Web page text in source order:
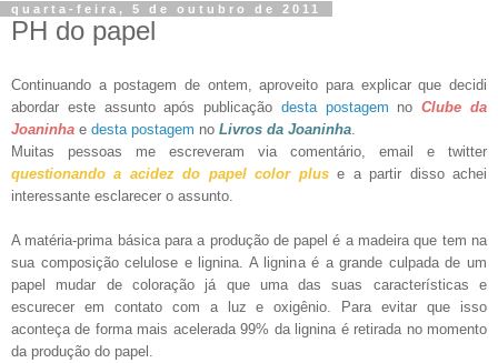
quarta-feira, 5 de outubro de 2011
PH do papel
Continuando a postagem de ontem, aproveito para explicar que decidi
abordar este assunto após publicação desta postagem noClube da
Joaninha e desta postagem no Livros da Joaninha
Muitas pessoas me escreveram via comentário, email e twitter
questionando a acidez do papel color pluse a partir disso achei
interessante esclarecer o assunto.
A matéria-prima básica para a produção de papel é a madeira que tem na
sua composição celulose e lignina. A lignina é a grande culpada de um
papel mudar de coloração já que uma das suas características e
escurecer em contato com a luz e oxigênio. Para evitar que isso
aconteça de forma mais acelerada 99% da lignina é retirada no momento
da produção do papel.